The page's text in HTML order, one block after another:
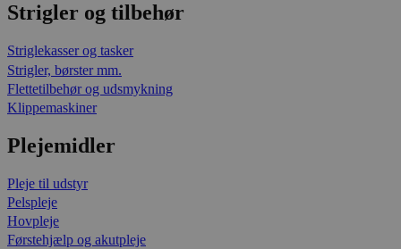
Strigler og tilbehør
Striglekasser og tasker
Strigler, børster mm.
Flettetilbehør og udsmykning
Klippemaskiner
Plejemidler
Pleje til udstyr
Pelspleje
Hovpleje
Førstehjælp og akutpleje